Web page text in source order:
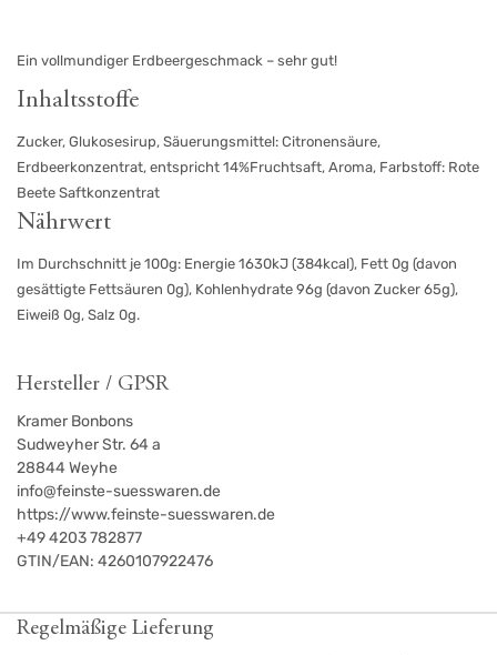
Ein vollmundiger Erdbeergeschmack – sehr gut!
Inhaltsstoffe
Zucker, Glukosesirup, Säuerungsmittel: Citronensäure,
Erdbeerkonzentrat, entspricht 14%Fruchtsaft, Aroma, Farbstoff: Rote
Beete Saftkonzentrat
Nährwert
Im Durchschnitt je 100g: Energie 1630kJ (384kcal), Fett 0g (davon
gesättigte Fettsäuren 0g), Kohlenhydrate 96g (davon Zucker 65g),
Eiweiß 0g, Salz 0g.
Hersteller / GPSR
Kramer Bonbons
Sudweyher Str. 64 a
28844 Weyhe
info@feinste-suesswaren.de
https://www.feinste-suesswaren.de
+49 4203 782877
GTIN/EAN: 4260107922476
Regelmäßige Lieferung